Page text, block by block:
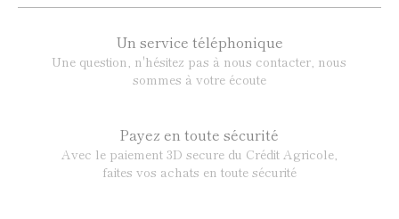
Un service téléphonique
Une question, n'hésitez pas à nous contacter, nous
sommes à votre écoute
Payez en toute sécurité
Avec le paiement 3D secure du Crédit Agricole,
faites vos achats en toute sécurité